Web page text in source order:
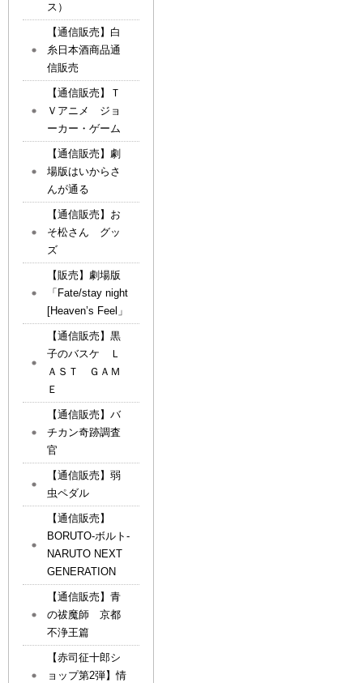
ス）
【通信販売】白
糸日本酒商品通
信販売
【通信販売】Ｔ
Ｖアニメ ジョ
ーカー・ゲーム
【通信販売】劇
場版はいからさ
んが通る
【通信販売】お
そ松さん グッ
ズ
【販売】劇場版
「Fate/stay night
[Heaven’s Feel」
【通信販売】黒
子のバスケ Ｌ
ＡＳＴ ＧＡＭ
Ｅ
【通信販売】バ
チカン奇跡調査
官
【通信販売】弱
虫ペダル
【通信販売】
BORUTO-ボルト-
NARUTO NEXT
GENERATION
【通信販売】青
の祓魔師 京都
不浄王篇
【赤司征十郎シ
ョップ第2弾】情